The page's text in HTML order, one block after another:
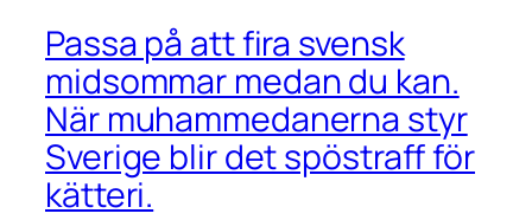
Passa på att fira svensk
midsommar medan du kan.
När muhammedanerna styr
Sverige blir det spöstraff för
kätteri.